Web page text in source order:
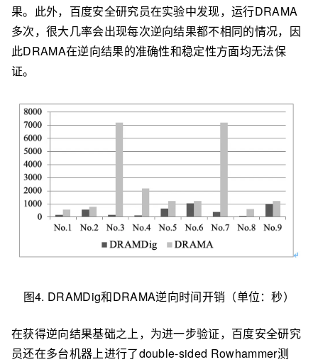
果。此外，百度安全研究员在实验中发现，运行DRAMA
多次，很大几率会出现每次逆向结果都不相同的情况，因
此DRAMA在逆向结果的准确性和稳定性方面均无法保
证。
图4. DRAMDig和DRAMA逆向时间开销（单位：秒）
在获得逆向结果基础之上，为进一步验证，百度安全研究
员还在多台机器上进行了double-sided Rowhammer测